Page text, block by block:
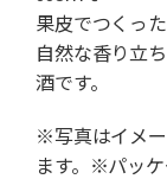
果皮でつくっ
自然な香り立
酒です。
※写真はイメ
ます。※パッ